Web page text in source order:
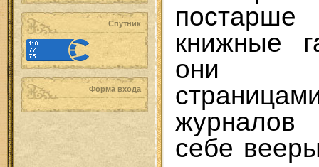
Спутник
Форма входа
книжные
они
себе